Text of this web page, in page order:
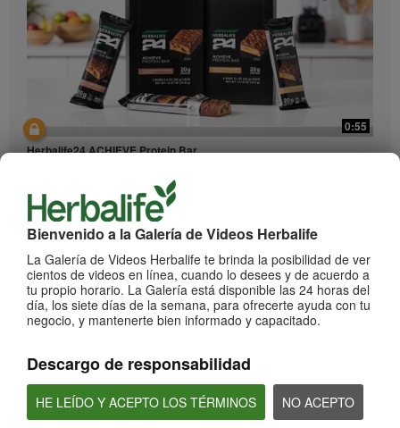
Bienvenido a la Galería de Videos Herbalife
La Galería de Videos Herbalife te brinda la posibilidad de ver
cientos de videos en línea, cuando lo desees y de acuerdo a
tu propio horario. La Galería está disponible las 24 horas del
día, los siete días de la semana, para ofrecerte ayuda con tu
negocio, y mantenerte bien informado y capacitado.
Descargo de responsabilidad
HE LEÍDO Y ACEPTO LOS TÉRMINOS NO ACEPTO
0:55
Herbalife24 ACHIEVE Protein Bar
Bioniq GO: Conoce los productos
Conoce Bioniq GO.